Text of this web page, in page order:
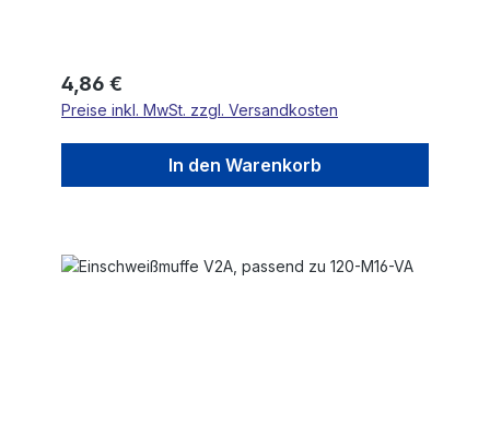
Regulärer Preis:
4,86 €
Preise inkl. MwSt. zzgl. Versandkosten
In den Warenkorb